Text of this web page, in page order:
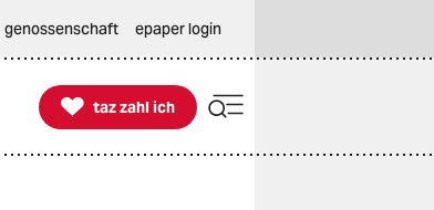
genossenschaft epaper login

taz zahl ich
taz zahl ich